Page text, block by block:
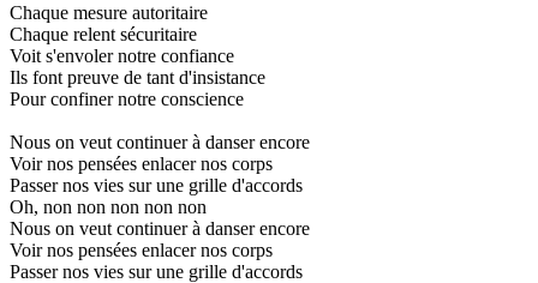
Chaque mesure autoritaire
Chaque relent sécuritaire
Voit s'envoler notre confiance
Ils font preuve de tant d'insistance
Pour confiner notre conscience
Nous on veut continuer à danser encore
Voir nos pensées enlacer nos corps
Passer nos vies sur une grille d'accords
Oh, non non non non non
Nous on veut continuer à danser encore
Voir nos pensées enlacer nos corps
Passer nos vies sur une grille d'accords